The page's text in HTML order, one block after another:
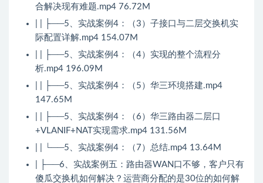
合解决现有难题.mp4 76.72M
| | ├──5、实战案例4：（3）子接口与二层交换机实
际配置详解.mp4 154.07M
| | ├──5、实战案例4：（4）实现的整个流程分
析.mp4 196.09M
| | ├──5、实战案例4：（5）华三环境搭建.mp4
147.65M
| | ├──5、实战案例4：（6）华三路由器二层口
+VLANIF+NAT实现需求.mp4 131.56M
| | └──5、实战案例4：（7）总结.mp4 13.64M
| ├──6、实战案例五：路由器WAN口不够，客户只有
傻瓜交换机如何解决？运营商分配的是30位的如何解